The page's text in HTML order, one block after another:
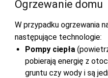
Ogrzewanie domu
W przypadku ogrzewania
następujące technologie:
Pompy ciepła
pobierają energię z
gruntu czy wody i są